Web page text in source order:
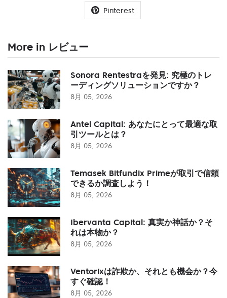
Pinterest
More in レビュー
Sonora Rentestraを発見: 究極のトレ
ーディングソリューションですか？
8月 05, 2026
Antel Capital: あなたにとって最適な取
引ツールとは？
8月 05, 2026
Temasek Bitfundix Primeが取引で信頼
できるか調査しよう！
8月 05, 2026
Ibervanta Capital: 真実か神話か？そ
れは本物か？
8月 05, 2026
Ventorixは詐欺か、それとも機会か？今
すぐ確認！
8月 05, 2026